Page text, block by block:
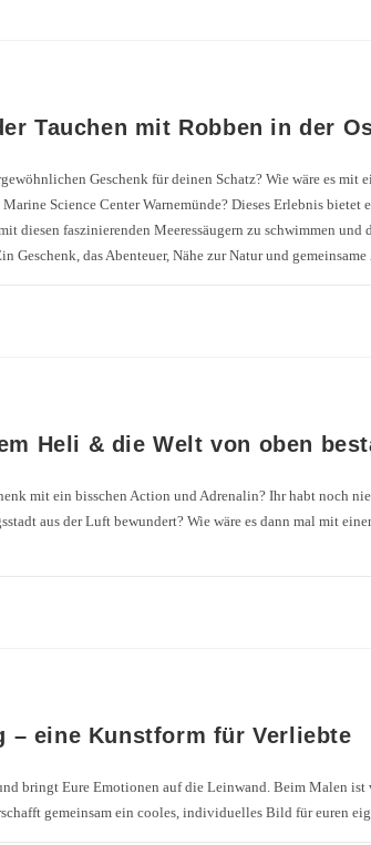
Tauchen mit Robben in der
Geschenk für deinen Schatz? Wie wäre es mit
Science Center Warnemünde? Dieses Erlebnis bietet
diesen faszinierenden Meeressäugern zu schwimmen und
Geschenk, das Abenteuer, Nähe zur Natur und
Heli & die Welt von oben
mit ein bisschen Action und Adrenalin? Ihr habt noch
aus der Luft bewundert? Wie wäre es dann mal mit
– eine Kunstform für Verliebte
bringt Eure Emotionen auf die Leinwand. Beim Malen
gemeinsam ein cooles, individuelles Bild für euren